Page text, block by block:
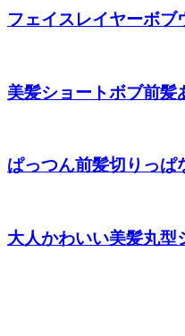
フェイスレイヤーボブ
美髪ショートボブ前髪
ぱっつん前髪切りっぱ
大人かわいい美髪丸型